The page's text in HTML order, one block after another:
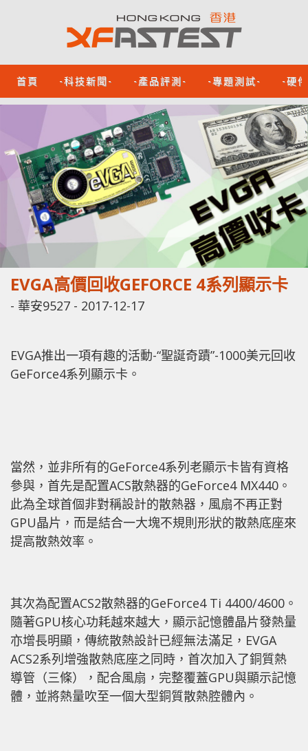
首頁 -科技新聞- -產品評測- -專題測試- -硬
EVGA高價回收GEFORCE 4系列顯示卡
- 華安9527 - 2017-12-17
EVGA推出一項有趣的活動-“聖誕奇蹟”-1000美元回收
GeForce4系列顯示卡。
當然，並非所有的GeForce4系列老顯示卡皆有資格
參與，首先是配置ACS散熱器的GeForce4 MX440。
此為全球首個非對稱設計的散熱器，風扇不再正對
GPU晶片，而是結合一大塊不規則形狀的散熱底座來
提高散熱效率。
其次為配置ACS2散熱器的GeForce4 Ti 4400/4600。
隨著GPU核心功耗越來越大，顯示記憶體晶片發熱量
亦增長明顯，傳統散熱設計已經無法滿足，EVGA
ACS2系列增強散熱底座之同時，首次加入了銅質熱
導管（三條），配合風扇，完整覆蓋GPU與顯示記憶
體，並將熱量吹至一個大型銅質散熱腔體內。